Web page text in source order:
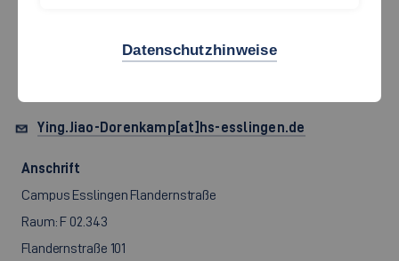
Ying.Jiao-Dorenkamp[at]hs-esslingen.de
Anschrift
Campus Esslingen Flandernstraße
Raum: F 02.343
Flandernstraße 101
Datenschutzhinweise